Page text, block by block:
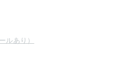
ルあり）
表金具】 平板